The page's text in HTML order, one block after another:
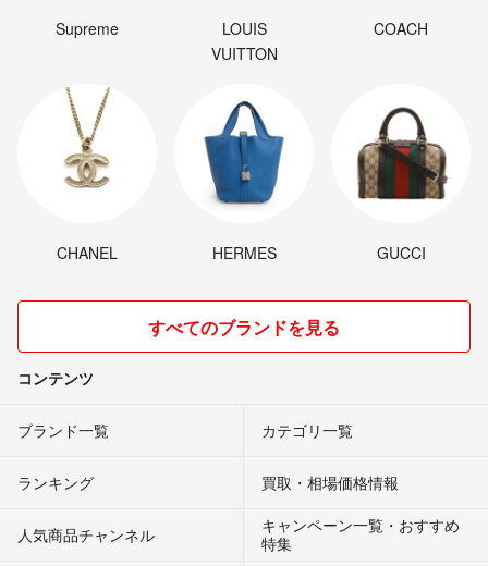
Supreme
LOUIS
VUITTON
COACH
CHANEL HERMES GUCCI
すべてのブランドを見る
コンテンツ
ブランド一覧 カテゴリ一覧
ランキング 買取・相場価格情報
人気商品チャンネル
キャンペーン一覧・おすすめ
特集